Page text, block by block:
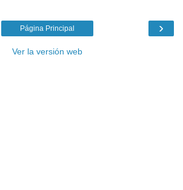
›
Página Principal
Ver la versión web